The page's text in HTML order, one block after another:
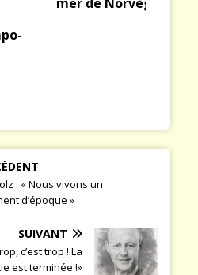
: « Nous vivons un
d’époque »
SUIVANT
c’est trop ! La
est terminée !»